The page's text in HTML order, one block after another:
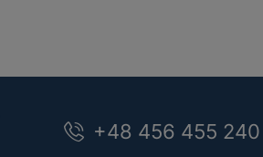
+48 456 455 240